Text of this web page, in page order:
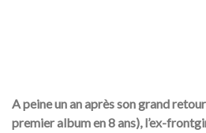
A peine un an après son grand
premier album en 8 ans), l’ex-